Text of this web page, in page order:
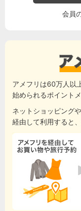
会員
アメフリは60万人以
始められるポイント
ネットショッピング
経由して利用すると